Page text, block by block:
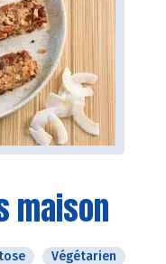
maison
Végétarien